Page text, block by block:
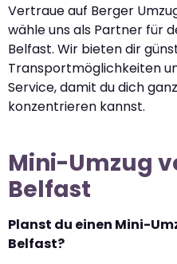
Vertraue auf Berger
wähle uns als Partner für
Belfast. Wir bieten dir
Transportmöglichkeiten
Service, damit du dich
konzentrieren kannst.
Mini-Umzug
Belfast
Planst du einen Mini-
Belfast?